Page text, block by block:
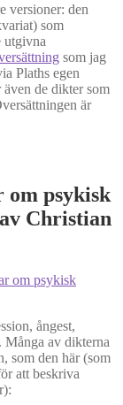
versioner: den
som
utgivna
som jag
Plaths egen
de dikter som
är
om psykisk
Christian
ångest,
Många av dikterna
som den här (som
att beskriva